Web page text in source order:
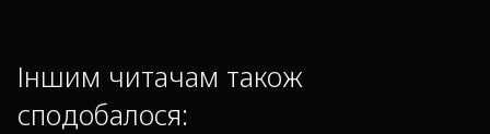
Іншим читачам також
сподобалося: